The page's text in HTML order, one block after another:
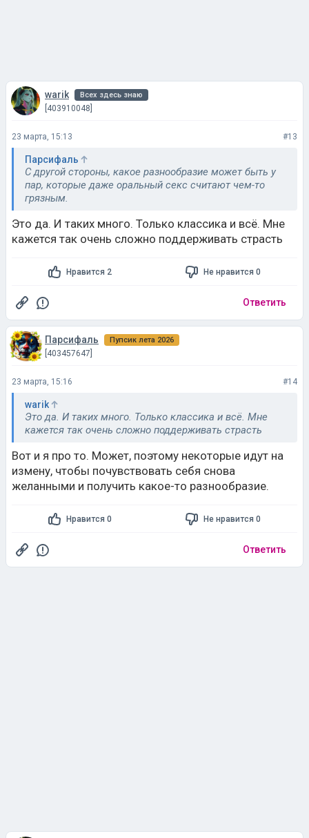
warik Всех здесь знаю
[403910048]
23 марта, 15:13 #13
Парсифаль
С другой стороны, какое разнообразие может быть у
пар, которые даже оральный секс считают чем-то
грязным.
Это да. И таких много. Только классика и всё. Мне
кажется так очень сложно поддерживать страсть
Нравится 2 Не нравится 0
Ответить
Парсифаль Пупсик лета 2026
[403457647]
23 марта, 15:16 #14
warik
Это да. И таких много. Только классика и всё. Мне
кажется так очень сложно поддерживать страсть
Вот и я про то. Может, поэтому некоторые идут на
измену, чтобы почувствовать себя снова
желанными и получить какое-то разнообразие.
Нравится 0 Не нравится 0
Ответить